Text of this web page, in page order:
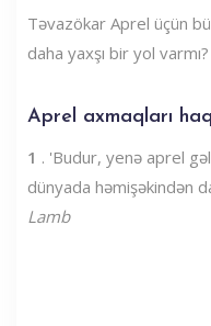
Təvazökar Aprel üçün
daha yaxşı bir yol varmı?
Aprel axmaqları
1 . 'Budur, yenə aprel
dünyada həmişəkindən
Lamb